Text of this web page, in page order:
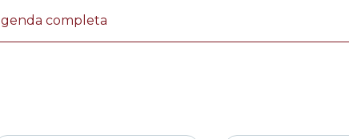
completa